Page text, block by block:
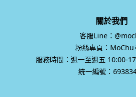
關於我們
客服Line：
粉絲專頁：MoChu
服務時間：週一至週五 10:00-
統一編號：